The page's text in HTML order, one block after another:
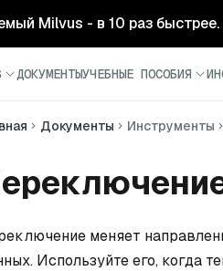
Milvus - в 10 раз
ДОКУМЕНТЫУЧЕБНЫЕ ПОСОБИЯ
Документы Инструменты
меняет
Используйте его, когда